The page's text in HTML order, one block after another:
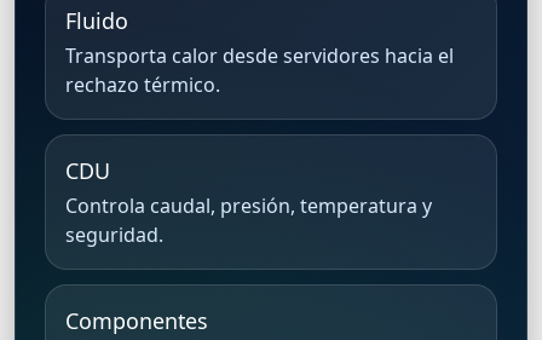
Fluido
Transporta calor desde servidores hacia el
rechazo térmico.
CDU
Controla caudal, presión, temperatura y
seguridad.
Componentes